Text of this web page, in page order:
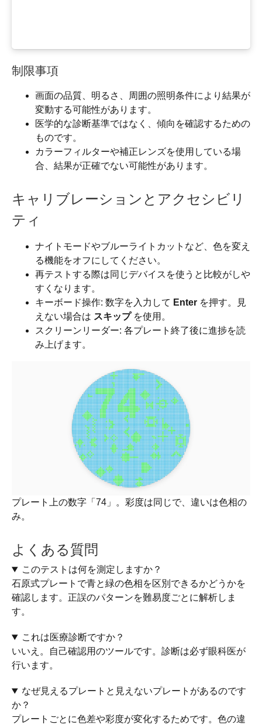
制限事項
画面の品質、明るさ、周囲の照明条件により結果が
変動する可能性があります。
医学的な診断基準ではなく、傾向を確認するための
ものです。
カラーフィルターや補正レンズを使用している場
合、結果が正確でない可能性があります。
キャリブレーションとアクセシビリ
ティ
ナイトモードやブルーライトカットなど、色を変え
る機能をオフにしてください。
再テストする際は同じデバイスを使うと比較がしや
すくなります。
キーボード操作: 数字を入力して Enter を押す。見
えない場合は スキップを使用。
スクリーンリーダー: 各プレート終了後に進捗を読
み上げます。
プレート上の数字「74」。彩度は同じで、違いは色相の
み。
よくある質問
このテストは何を測定しますか？
石原式プレートで青と緑の色相を区別できるかどうかを
確認します。正誤のパターンを難易度ごとに解析しま
す。
これは医療診断ですか？
いいえ。自己確認用のツールです。診断は必ず眼科医が
行います。
なぜ見えるプレートと見えないプレートがあるのです
か？
プレートごとに色差や彩度が変化するためです。色の違